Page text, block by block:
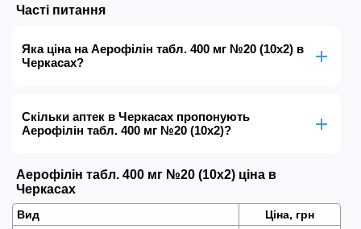
Часті питання
Яка ціна на Аерофілін табл. 400 мг №20 (10х2) в
Черкасах?
Скільки аптек в Черкасах пропонують
Аерофілін табл. 400 мг №20 (10х2)?
Аерофілін табл. 400 мг №20 (10х2) ціна в
Черкасах
Вид Ціна, грн